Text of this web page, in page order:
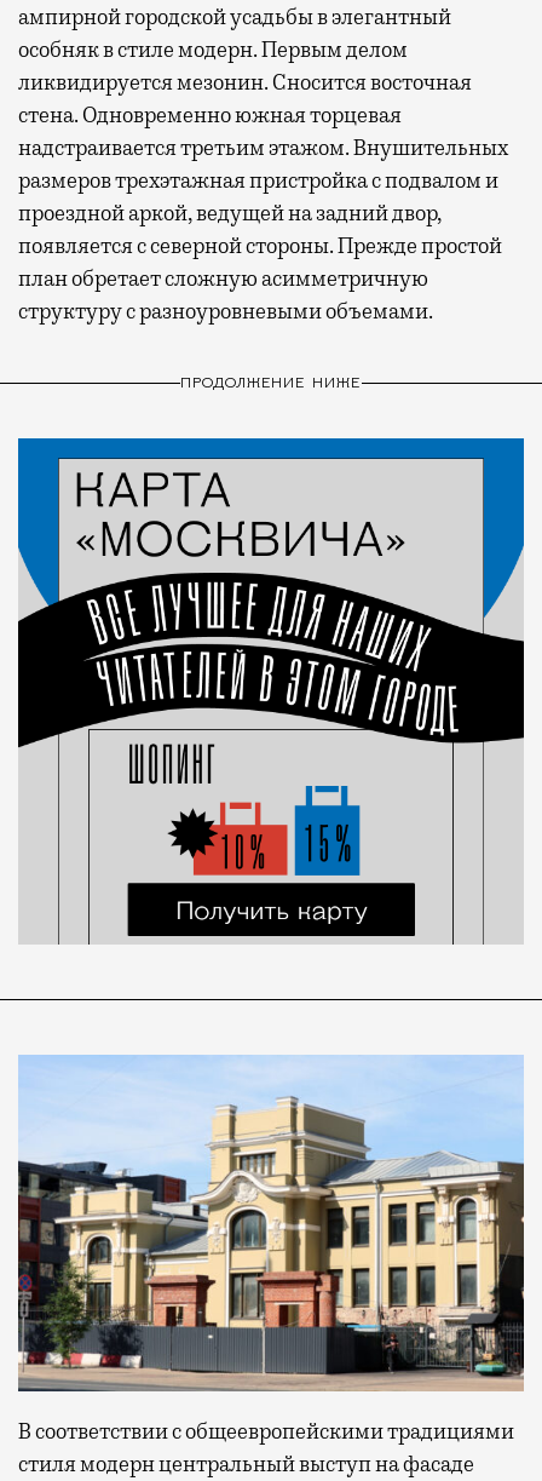
ампирной городской усадьбы в элегантный
особняк в стиле модерн. Первым делом
ликвидируется мезонин. Сносится восточная
стена. Одновременно южная торцевая
надстраивается третьим этажом. Внушительных
размеров трехэтажная пристройка с подвалом и
проездной аркой, ведущей на задний двор,
появляется с северной стороны. Прежде простой
план обретает сложную асимметричную
структуру с разноуровневыми объемами.
ПРОДОЛЖЕНИЕ НИЖЕ
В соответствии с общеевропейскими традициями
стиля модерн центральный выступ на фасаде